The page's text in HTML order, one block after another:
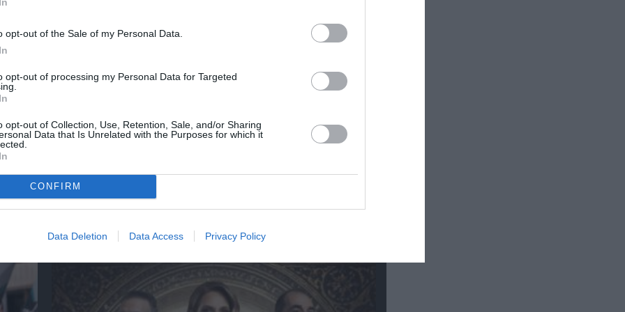
opt-out of the Sale of my Personal Data.
opt-out of processing my Personal Data for Targeted
opt-out of Collection, Use, Retention, Sale, and/or Sharing
Data that Is Unrelated with the Purposes for which it
CONFIRM
Data Deletion Data Access Privacy Policy
του
Άρθρα